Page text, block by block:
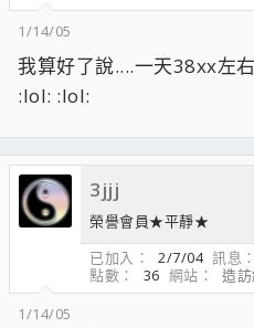
1/14/05
我算好了說....一天38xx左
:lol: :lol:
3jjj
榮譽會員★平靜★
已加入
2/7/04 訊息
點數
36 網站
造
1/14/05